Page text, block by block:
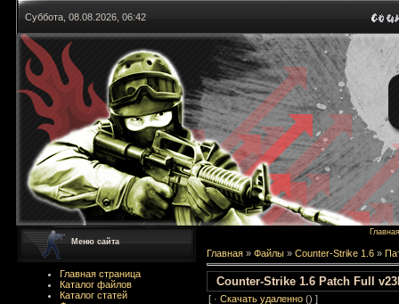
Суббота, 08.08.2026, 06:42
Меню сайта
Главная страница
Каталог файлов
Каталог статей
Главная
Главная » Файлы » Counter-Strike 1.6 »
Counter-Strike 1.6 Patch Full
[ · Скачать удаленно () ]